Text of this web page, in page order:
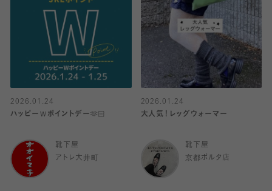
2026.01.24
ハッピーＷポイントデー🫶🏻
靴下屋
アトレ大井町
2026.01.24
大人気！レッグウォーマー
靴下屋
京都ポルタ店